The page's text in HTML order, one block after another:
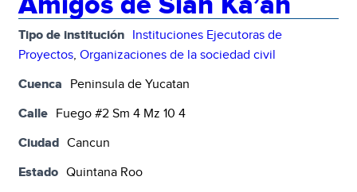
Tipo de institución Instituciones Ejecutoras de
Proyectos,Organizaciones de la sociedad civil
Cuenca Peninsula de Yucatan
Calle Fuego #2 Sm 4 Mz 10 4
Ciudad Cancun
Estado Quintana Roo